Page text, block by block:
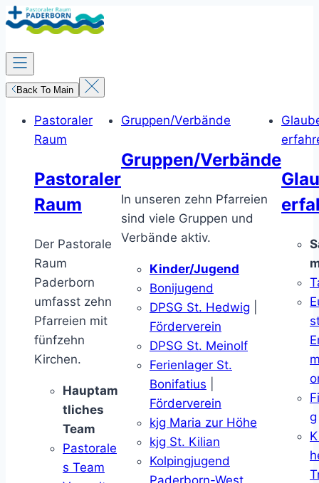
Zum
Inhalt
springen
Back To Main
Pastoraler
Raum
Pastoraler
Raum
Der Pastorale
Raum
Paderborn
umfasst zehn
Pfarreien mit
fünfzehn
Kirchen.
Hauptam
tliches
Team
Pastorale
s Team
Gruppen/Verbände
Gruppen/Verbände
In unseren zehn Pfarreien
sind viele Gruppen und
Verbände aktiv.
Kinder/Jugend
Bonijugend
DPSG St. Hedwig
Förderverein
DPSG St. Meinolf
Ferienlager St.
Bonifatius
Förderverein
kjg Maria zur Höhe
kjg St. Kilian
Kolpingjugend
Paderborn-West
g